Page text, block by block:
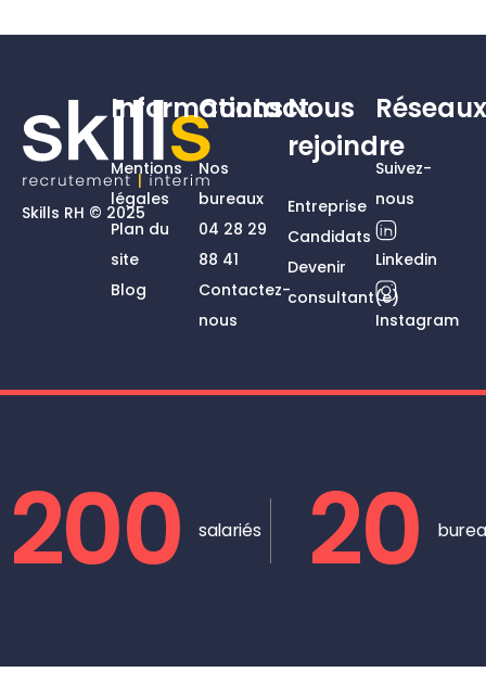
Skills RH © 2025
Informations
Mentions
légales
Plan du
site
Blog
Contact
Nos
bureaux
04 28 29
88 41
Contactez-
nous
Nous
rejoindre
Entreprise
Candidats
Devenir
consultant(e)
Suivez-
nous
Linkedin
Instagram
200 salariés 20